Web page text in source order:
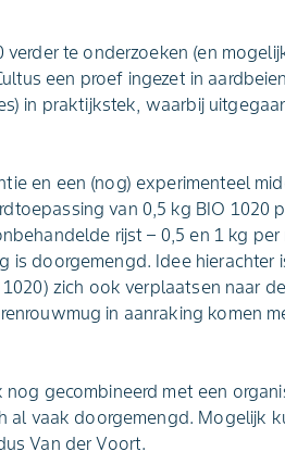
verder te onderzoeken (en
een proef ingezet in
in praktijkstek, waarbij
en een (nog) experimenteel
van 0,5 kg BIO 1020
rijst – 0,5 en 1 kg
is doorgemengd. Idee hierachter
zich ook verplaatsen naar
in aanraking komen
gecombineerd met een
vaak doorgemengd. Mogelijk
Van der Voort.